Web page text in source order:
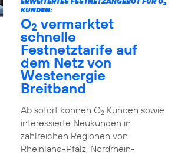
2
KUNDEN:
O2 vermarktet
schnelle
Festnetztarife auf
dem Netz von
Westenergie
Breitband
Ab sofort können O2Kunden sowie
interessierte Neukunden in
zahlreichen Regionen von
Rheinland-Pfalz, Nordrhein-